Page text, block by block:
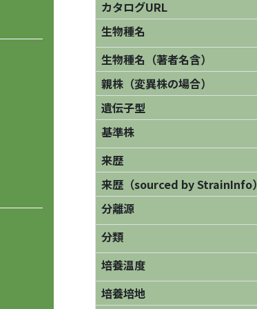
カタログURL
生物種名
生物種名（著者名含）
親株（変異株の場合）
遺伝子型
基準株
来歴
来歴（sourced by StrainInfo）
分離源
分類
培養温度
培養培地